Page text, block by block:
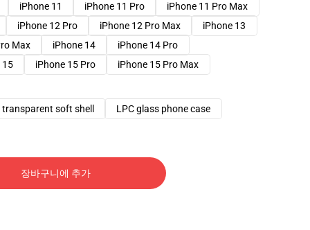
iPhone 11 iPhone 11 Pro
iPhone 11 Pro Max
iPhone 12 Pro iPhone 12 Pro Max
iPhone 13
Max iPhone 14
iPhone 14 Pro
15 iPhone 15 Pro
iPhone 15 Pro Max
transparent soft shell LPC glass phone case
장바구니에 추가